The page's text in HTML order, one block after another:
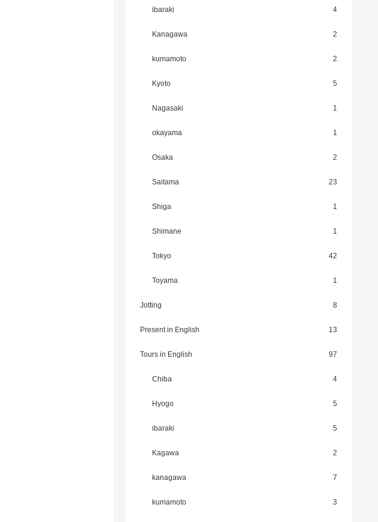
ibaraki 4
Kanagawa 2
kumamoto 2
Kyoto 5
Nagasaki 1
okayama 1
Osaka 2
Saitama 23
Shiga 1
Shimane 1
Tokyo 42
Toyama 1
Jotting 8
Present in English 13
Tours in English 97
Chiba 4
Hyogo 5
ibaraki 5
Kagawa 2
kanagawa 7
kumamoto 3